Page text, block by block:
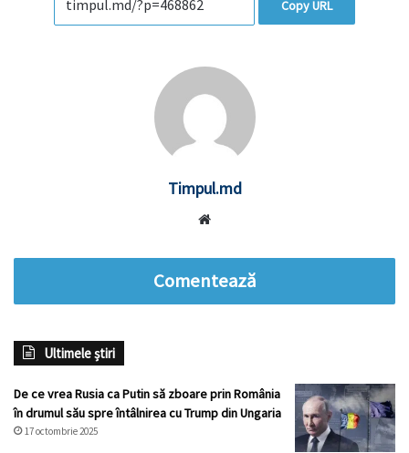
Copy URL
Timpul.md
Comentează
Ultimele știri
De ce vrea Rusia ca Putin să zboare prin România
în drumul său spre întâlnirea cu Trump din Ungaria
17 octombrie 2025